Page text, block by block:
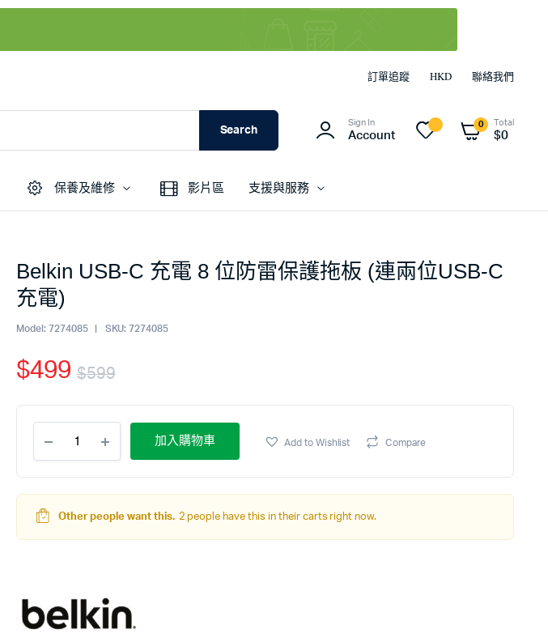
訂單追蹤 HKD 聯絡我們
Search
Sign In
Account
0 Total
$0
保養及維修 影片區 支援與服務
Belkin USB-C 充電 8 位防雷保護拖板 (連兩位USB-C
充電)
Model: 7274085 SKU: 7274085
$599
$499
加入購物車 Add to Wishlist Compare
Other people want this. 2 people have this in their carts right now.